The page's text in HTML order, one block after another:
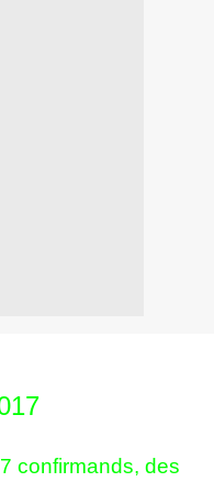
confirmands, des